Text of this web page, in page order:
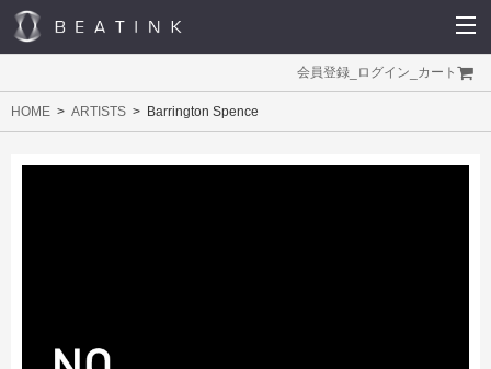
会員登録 ログイン カート
HOME ARTISTS Barrington Spence